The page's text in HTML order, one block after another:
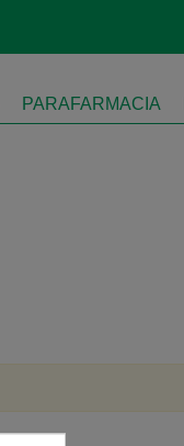
PARAFARMACIA